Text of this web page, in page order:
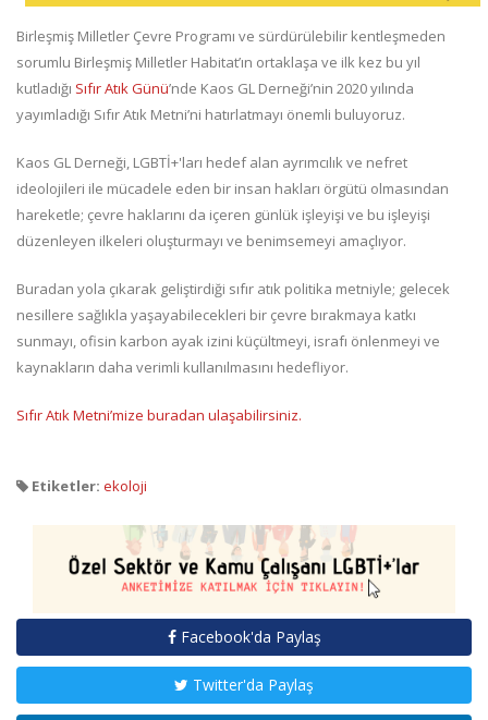
Birleşmiş Milletler Çevre Programı ve sürdürülebilir kentleşmeden
sorumlu Birleşmiş Milletler Habitat’ın ortaklaşa ve ilk kez bu yıl
kutladığı Sıfır Atık Günü’nde Kaos GL Derneği’nin 2020 yılında
yayımladığı Sıfır Atık Metni’ni hatırlatmayı önemli buluyoruz.
Kaos GL Derneği, LGBTİ+'ları hedef alan ayrımcılık ve nefret
ideolojileri ile mücadele eden bir insan hakları örgütü olmasından
hareketle; çevre haklarını da içeren günlük işleyişi ve bu işleyişi
düzenleyen ilkeleri oluşturmayı ve benimsemeyi amaçlıyor.
Buradan yola çıkarak geliştirdiği sıfır atık politika metniyle; gelecek
nesillere sağlıkla yaşayabilecekleri bir çevre bırakmaya katkı
sunmayı, ofisin karbon ayak izini küçültmeyi, israfı önlenmeyi ve
kaynakların daha verimli kullanılmasını hedefliyor.
Sıfır Atık Metni’mize buradan ulaşabilirsiniz.
Etiketler: ekoloji
Facebook'da Paylaş
Twitter'da Paylaş